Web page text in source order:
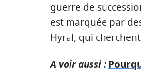
guerre de
est marquée par
Hyral, qui
A voir aussi :